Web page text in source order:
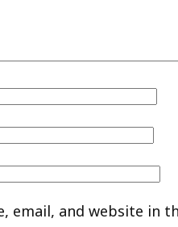
email, and website